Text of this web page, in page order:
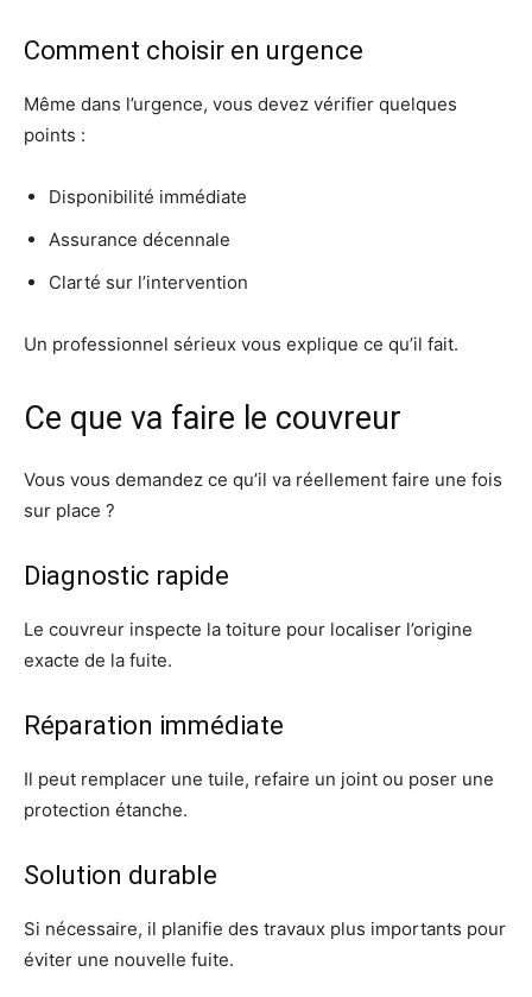
Comment choisir en urgence
Même dans l’urgence, vous devez vérifier quelques
points :
Disponibilité immédiate
Assurance décennale
Clarté sur l’intervention
Un professionnel sérieux vous explique ce qu’il fait.
Ce que va faire le couvreur
Vous vous demandez ce qu’il va réellement faire une fois
sur place ?
Diagnostic rapide
Le couvreur inspecte la toiture pour localiser l’origine
exacte de la fuite.
Réparation immédiate
Il peut remplacer une tuile, refaire un joint ou poser une
protection étanche.
Solution durable
Si nécessaire, il planifie des travaux plus importants pour
éviter une nouvelle fuite.